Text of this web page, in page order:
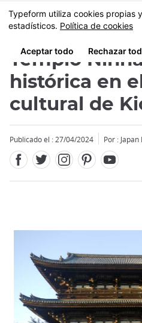
Tamaño
MENU
Templo
histórica en
cultural de
Publicado el : 27/04/2024 Por :